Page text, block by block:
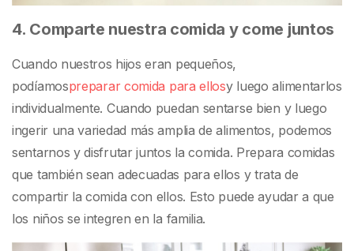
4. Comparte nuestra comida y come juntos
Cuando nuestros hijos eran pequeños,
podíamospreparar comida para ellosy luego alimentarlos
individualmente. Cuando puedan sentarse bien y luego
ingerir una variedad más amplia de alimentos, podemos
sentarnos y disfrutar juntos la comida. Prepara comidas
que también sean adecuadas para ellos y trata de
compartir la comida con ellos. Esto puede ayudar a que
los niños se integren en la familia.